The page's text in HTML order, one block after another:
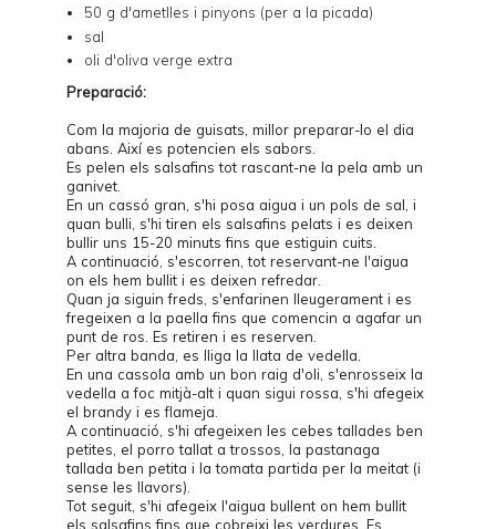
50 g d'ametlles i pinyons (per a la picada)
sal
oli d'oliva verge extra
Preparació:
Com la majoria de guisats, millor preparar-lo el dia
abans. Així es potencien els sabors.
Es pelen els salsafins tot rascant-ne la pela amb un
ganivet.
En un cassó gran, s'hi posa aigua i un pols de sal, i
quan bulli, s'hi tiren els salsafins pelats i es deixen
bullir uns 15-20 minuts fins que estiguin cuits.
A continuació, s'escorren, tot reservant-ne l'aigua
on els hem bullit i es deixen refredar.
Quan ja siguin freds, s'enfarinen lleugerament i es
fregeixen a la paella fins que comencin a agafar un
punt de ros. Es retiren i es reserven.
Per altra banda, es lliga la llata de vedella.
En una cassola amb un bon raig d'oli, s'enrosseix la
vedella a foc mitjà-alt i quan sigui rossa, s'hi afegeix
el brandy i es flameja.
A continuació, s'hi afegeixen les cebes tallades ben
petites, el porro tallat a trossos, la pastanaga
tallada ben petita i la tomata partida per la meitat (i
sense les llavors).
Tot seguit, s'hi afegeix l'aigua bullent on hem bullit
els salsafins fins que cobreixi les verdures. Es